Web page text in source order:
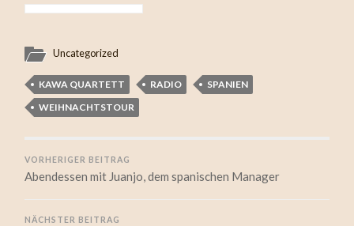
Uncategorized
KAWA QUARTETT RADIO
SPANIEN
WEIHNACHTSTOUR
VORHERIGER BEITRAG
Abendessen mit Juanjo, dem spanischen Manager
NÄCHSTER BEITRAG